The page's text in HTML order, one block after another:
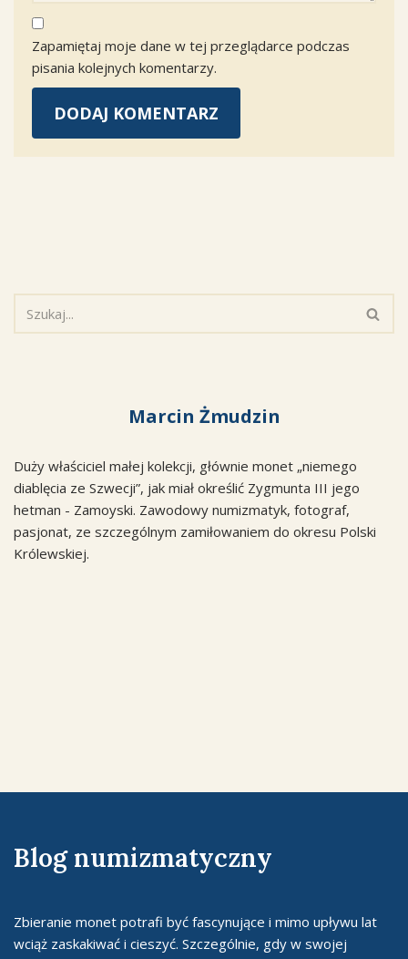
Zapamiętaj moje dane w tej przeglądarce podczas
pisania kolejnych komentarzy.
Marcin Żmudzin
Duży właściciel małej kolekcji, głównie monet „niemego
diablęcia ze Szwecji”, jak miał określić Zygmunta III jego
hetman - Zamoyski. Zawodowy numizmatyk, fotograf,
pasjonat, ze szczególnym zamiłowaniem do okresu Polski
Królewskiej.
Blog numizmatyczny
Zbieranie monet potrafi być fascynujące i mimo upływu lat
wciąż zaskakiwać i cieszyć. Szczególnie, gdy w swojej